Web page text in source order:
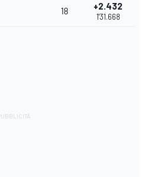
18 +2.432
1'31.668